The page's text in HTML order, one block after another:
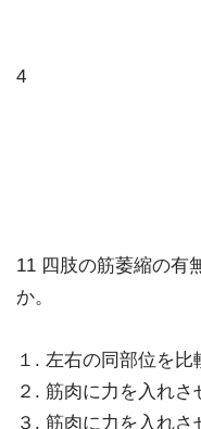
4
11 四肢の筋萎縮の有
か。
１. 左右の同部位を比
２. 筋肉に力を入れさ
３. 筋肉に力を入れさ